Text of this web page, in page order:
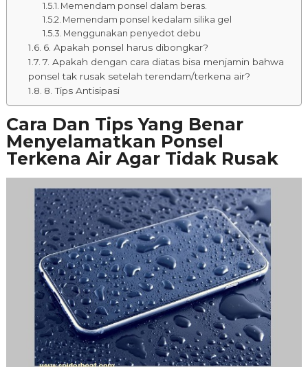
Memendam ponsel dalam beras.
Memendam ponsel kedalam silika gel
Menggunakan penyedot debu
6. Apakah ponsel harus dibongkar?
7. Apakah dengan cara diatas bisa menjamin bahwa
ponsel tak rusak setelah terendam/terkena air?
8. Tips Antisipasi
Cara Dan Tips Yang Benar
Menyelamatkan Ponsel
Terkena Air Agar Tidak Rusak